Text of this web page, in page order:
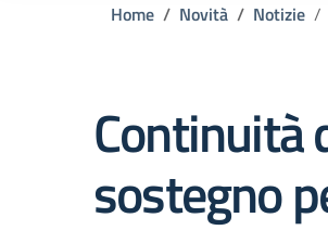
Home Novità Notizie
Continuità
sostegno